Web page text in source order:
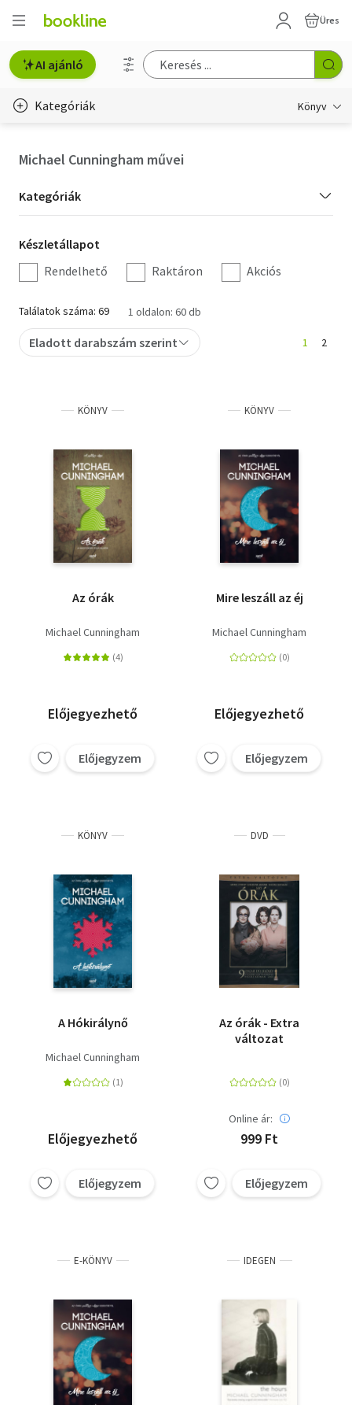
Üres
AI ajánló
Kategóriák Könyv
Hobbi, szabadidő
Irodalom
Művészet
Szakkönyv
Tankönyv, segédkönyv
Társadalomtudomány
Természettudomány
Történelem
Michael Cunningham művei
Kategória
szűrés
Kategóriák
Készletállapot
szűrés
Készletállapot
Rendelhető
Raktáron Akciós
Találatok száma: 69 1 oldalon: 60 db
Eladott darabszám szerint 1 2
KÖNYV
Az órák
Michael Cunningham
Előjegyezhető
Előjegyzem
KÖNYV
Mire leszáll az éj
Michael Cunningham
Előjegyezhető
Előjegyzem
KÖNYV
A Hókirálynő
Michael Cunningham
Előjegyezhető
Előjegyzem
DVD
Az órák - Extra
változat
Online ár:
999 Ft
Előjegyzem
E-KÖNYV IDEGEN